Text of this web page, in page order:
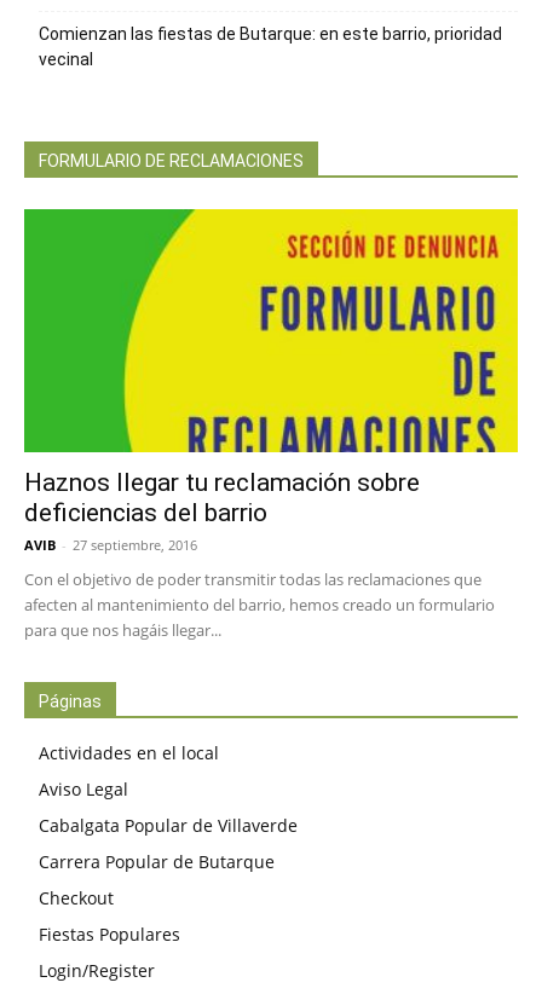
Comienzan las fiestas de Butarque: en este barrio, prioridad
vecinal
FORMULARIO DE RECLAMACIONES
Haznos llegar tu reclamación sobre
deficiencias del barrio
AVIB - 27 septiembre, 2016
Con el objetivo de poder transmitir todas las reclamaciones que
afecten al mantenimiento del barrio, hemos creado un formulario
para que nos hagáis llegar...
Páginas
Actividades en el local
Aviso Legal
Cabalgata Popular de Villaverde
Carrera Popular de Butarque
Checkout
Fiestas Populares
Login/Register